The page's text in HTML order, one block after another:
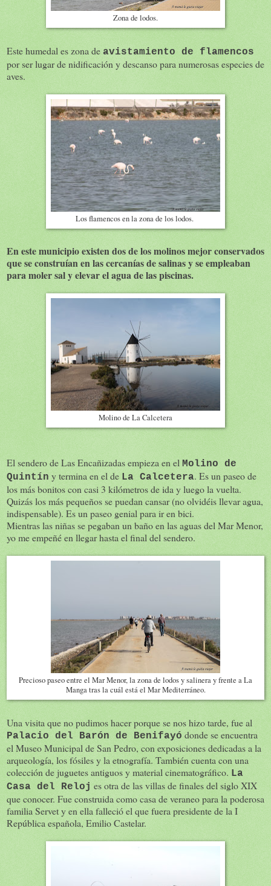
Zona de lodos.
Este humedal es zona de avistamiento de flamencos
por ser lugar de nidificación y descanso para numerosas especies de
aves.
Los flamencos en la zona de los lodos.
En este municipio existen dos de los molinos mejor conservados
que se construían en las cercanías de salinas y se empleaban
para moler sal y elevar el agua de las piscinas.
Molino de La Calcetera
El sendero de Las Encañizadas empieza en el Molino de
Quintín y termina en el de La Calcetera. Es un paseo de
los más bonitos con casi 3 kilómetros de ida y luego la vuelta.
Quizás los más pequeños se puedan cansar (no olvidéis llevar agua,
indispensable). Es un paseo genial para ir en bici.
Mientras las niñas se pegaban un baño en las aguas del Mar Menor,
yo me empeñé en llegar hasta el final del sendero.
Precioso paseo entre el Mar Menor, la zona de lodos y salinera y frente a La
Manga tras la cuál está el Mar Mediterráneo.
Una visita que no pudimos hacer porque se nos hizo tarde, fue al
Palacio del Barón de Benifayó donde se encuentra
el Museo Municipal de San Pedro, con exposiciones dedicadas a la
arqueología, los fósiles y la etnografía. También cuenta con una
colección de juguetes antiguos y material cinematográfico. La
Casa del Reloj es otra de las villas de finales del siglo XIX
que conocer. Fue construida como casa de veraneo para la poderosa
familia Servet y en ella falleció el que fuera presidente de la I
República española, Emilio Castelar.